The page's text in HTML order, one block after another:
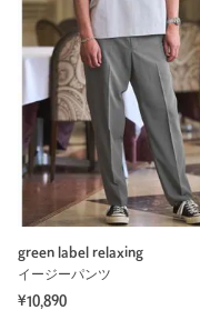
green label relaxing
イージーパンツ
¥10,890